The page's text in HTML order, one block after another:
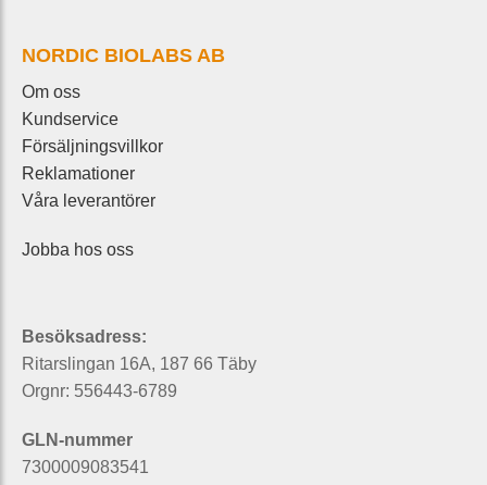
NORDIC BIOLABS AB
Om oss
Kundservice
Försäljningsvillkor
Reklamationer
Våra leverantörer
Jobba hos oss
Besöksadress:
Ritarslingan 16A, 187 66 Täby
Orgnr: 556443-6789
GLN-nummer
7300009083541